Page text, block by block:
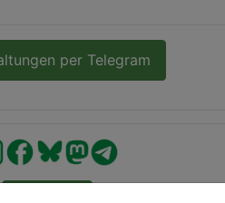
per Telegram